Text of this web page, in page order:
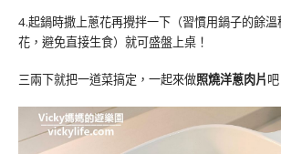
4.起鍋時撒上蔥花再攪拌一下（習慣用鍋子的餘
花，避免直接生食）就可盛盤上桌！
三兩下就把一道菜搞定，一起來做照燒洋蔥肉片吧